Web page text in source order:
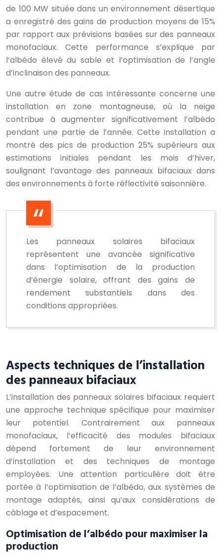
de 100 MW située dans un environnement désertique
a enregistré des gains de production moyens de 15%
par rapport aux prévisions basées sur des panneaux
monofaciaux. Cette performance s’explique par
l’albédo élevé du sable et l’optimisation de l’angle
d’inclinaison des panneaux.
Une autre étude de cas intéressante concerne une
installation en zone montagneuse, où la neige
contribue à augmenter significativement l’albédo
pendant une partie de l’année. Cette installation a
montré des pics de production 25% supérieurs aux
estimations initiales pendant les mois d’hiver,
soulignant l’avantage des panneaux bifaciaux dans
des environnements à forte réflectivité saisonnière.
Les panneaux solaires bifaciaux
représentent une avancée significative
dans l’optimisation de la production
d’énergie solaire, offrant des gains de
rendement substantiels dans des
conditions appropriées.
Aspects techniques de l’installation
des panneaux bifaciaux
L’installation des panneaux solaires bifaciaux requiert
une approche technique spécifique pour maximiser
leur potentiel. Contrairement aux panneaux
monofaciaux, l’efficacité des modules bifaciaux
dépend fortement de leur environnement
d’installation et des techniques de montage
employées. Une attention particulière doit être
portée à l’optimisation de l’albédo, aux systèmes de
montage adaptés, ainsi qu’aux considérations de
câblage et d’espacement.
Optimisation de l’albédo pour maximiser la
production